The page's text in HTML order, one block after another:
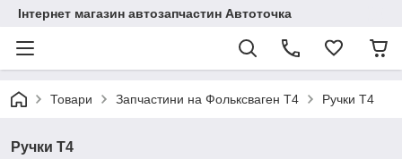
Інтернет магазин автозапчастин Автоточка
Товари Запчастини на Фольксваген Т4 Ручки Т4
Ручки Т4